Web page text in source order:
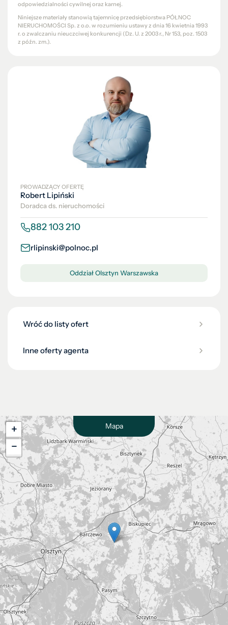
odpowiedzialności cywilnej oraz karnej.
Niniejsze materiały stanowią tajemnicę przedsiębiorstwa PÓŁNOC
NIERUCHOMOŚCI Sp. z o.o. w rozumieniu ustawy z dnia 16 kwietnia 1993
r. o zwalczaniu nieuczciwej konkurencji (Dz. U. z 2003 r., Nr 153, poz. 1503
z późn. zm.).
PROWADZĄCY OFERTĘ
Robert Lipiński
Doradca ds. nieruchomości
882 103 210
rlipinski@polnoc.pl
Oddział Olsztyn Warszawska
Wróć do listy ofert
Inne oferty agenta
Mapa
+
−